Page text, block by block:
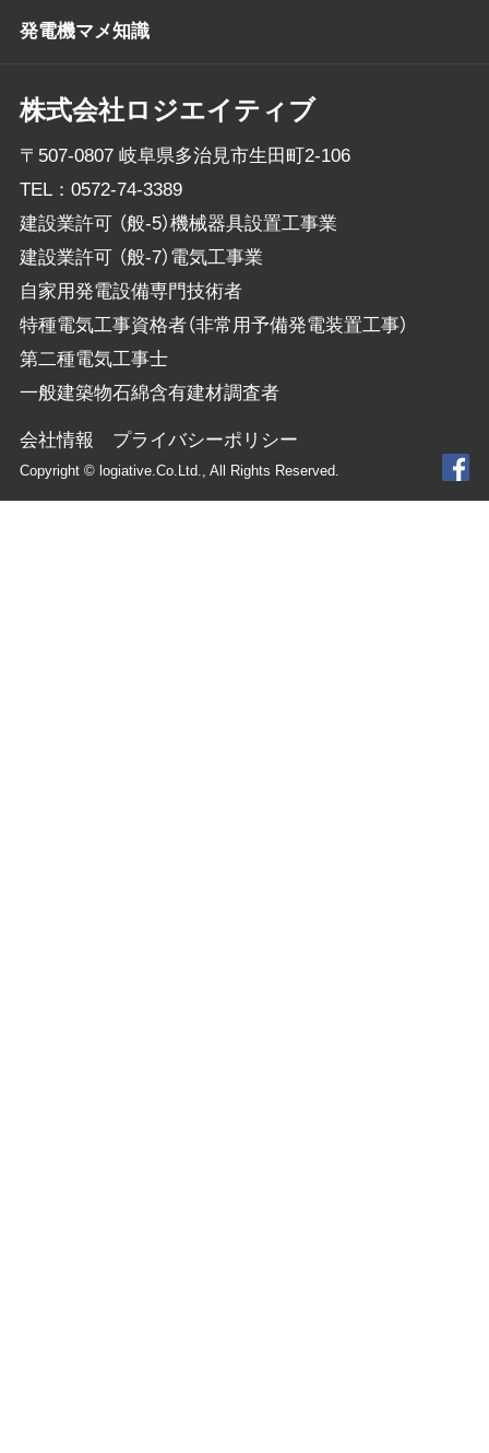
株式会社ロジエイティブ
〒507-0807 岐阜県多治見市生田町2-106
TEL： 0572-74-3389
建設業許可 （般-5）機械器具設置工事業
建設業許可 （般-7）電気工事業
自家用発電設備専門技術者
特種電気工事資格者（非常用予備発電装置工事）
第二種電気工事士
一般建築物石綿含有建材調査者
発電機マメ知識
会社情報 プライバシーポリシー
Copyright © logiative.Co.Ltd., All Rights Reserved.